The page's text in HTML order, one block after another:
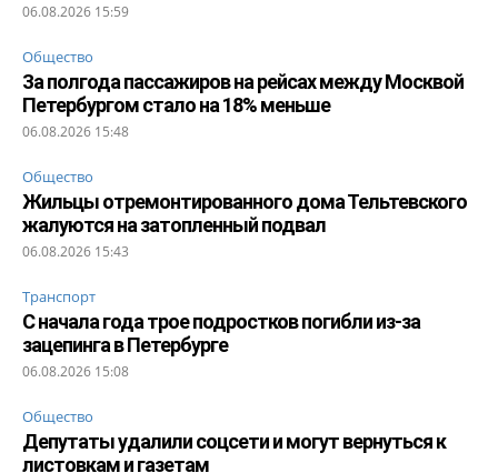
06.08.2026 15:59
Общество
За полгода пассажиров на рейсах между Москвой
Петербургом стало на 18% меньше
06.08.2026 15:48
Общество
Жильцы отремонтированного дома Тельтевского
жалуются на затопленный подвал
06.08.2026 15:43
Транспорт
С начала года трое подростков погибли из-за
зацепинга в Петербурге
06.08.2026 15:08
Общество
Депутаты удалили соцсети и могут вернуться к
листовкам и газетам